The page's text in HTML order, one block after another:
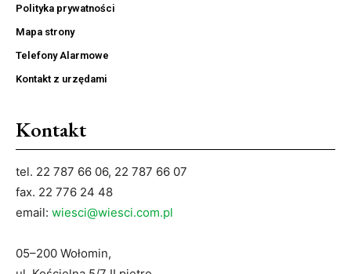
Polityka prywatności
Mapa strony
Telefony Alarmowe
Kontakt z urzędami
Kontakt
tel. 22 787 66 06, 22 787 66 07
fax. 22 776 24 48
email: wiesci@wiesci.com.pl
05–200 Wołomin,